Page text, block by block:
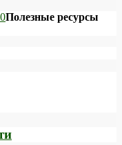
Полезные ресурсы